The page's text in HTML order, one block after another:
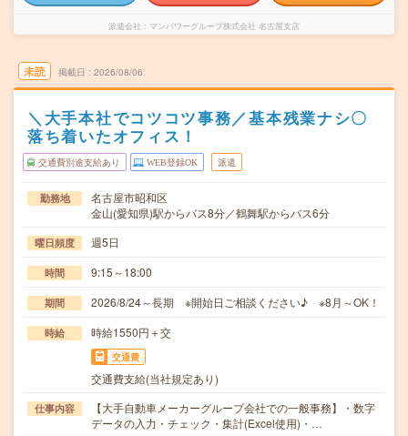
派遣会社 マンパワーグループ株式会社 名古屋支店
未読 掲載日 2026/08/06
＼大手本社でコツコツ事務／基本残業ナシ〇
落ち着いたオフィス！
交通費別途支給あり WEB登録OK 派遣
勤務地
名古屋市昭和区
金山(愛知県)駅からバス8分／鶴舞駅からバス6分
曜日頻度 週5日
時間 9:15～18:00
期間 2026/8/24～長期 ※開始日ご相談ください♪ ※8月～OK！
時給 時給1550円＋交
交通費
交通費支給(当社規定あり)
仕事内容
【大手自動車メーカーグループ会社での一般事務】・数字
データの入力・チェック・集計(Excel使用)・…